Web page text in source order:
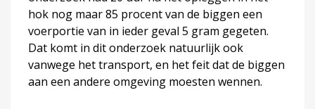
hok nog maar 85 procent van de biggen een
voerportie van in ieder geval 5 gram gegeten.
Dat komt in dit onderzoek natuurlijk ook
vanwege het transport, en het feit dat de biggen
aan een andere omgeving moesten wennen.